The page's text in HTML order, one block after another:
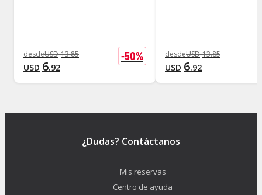
desdeUSD 13.85
USD 6.92
-50% desdeUSD 13.85
USD 6.92
¿Dudas? Contáctanos
Mis reservas
Centro de ayuda